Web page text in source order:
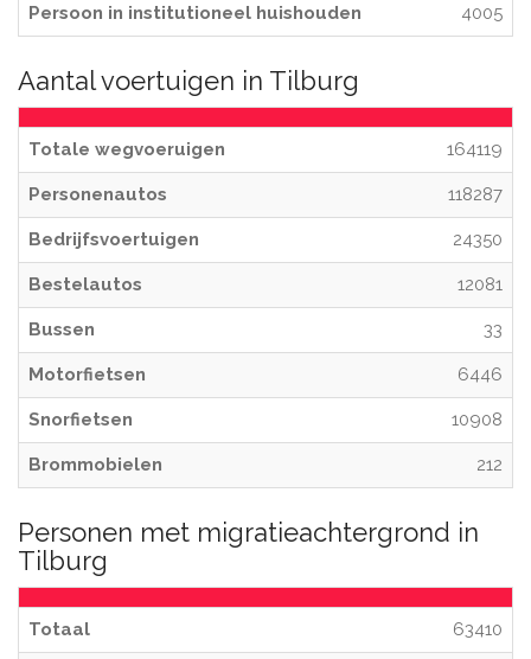
Persoon in institutioneel huishouden 4005
Aantal voertuigen in Tilburg
Totale wegvoeruigen 164119
Personenautos 118287
Bedrijfsvoertuigen 24350
Bestelautos 12081
Bussen 33
Motorfietsen 6446
Snorfietsen 10908
Brommobielen 212
Personen met migratieachtergrond in
Tilburg
Totaal 63410